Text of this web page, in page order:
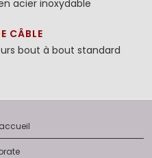
acier inoxydable
CÂBLE
bout à bout standard